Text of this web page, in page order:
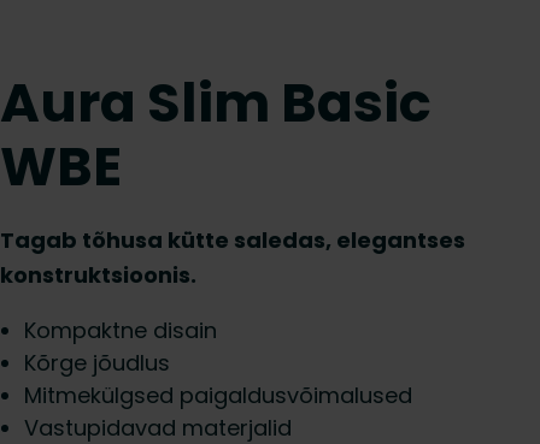
Aura Slim Basic
WBE
Tagab tõhusa kütte saledas, elegantses
konstruktsioonis.
Kompaktne disain
Kõrge jõudlus
Mitmekülgsed paigaldusvõimalused
Vastupidavad materjalid